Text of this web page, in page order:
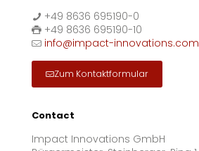
+49 8636 695190-0
+49 8636 695190-10
info@impact-innovations.com
Zum Kontaktformular
Contact
Impact Innovations GmbH